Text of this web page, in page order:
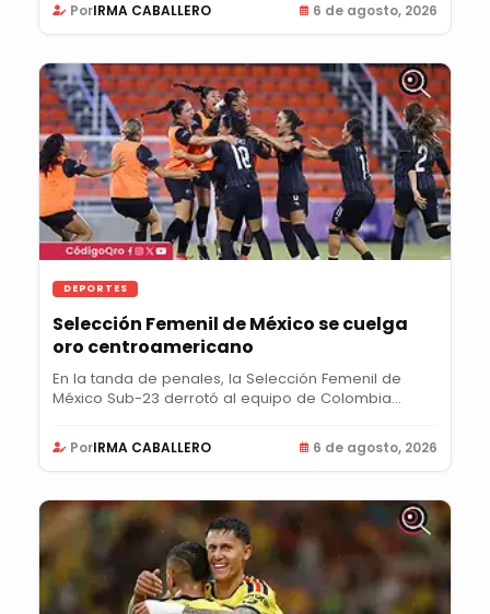
PorIRMA CABALLERO 6 de agosto, 2026
DEPORTES
Selección Femenil de México se cuelga
oro centroamericano
En la tanda de penales, la Selección Femenil de
México Sub-23 derrotó al equipo de Colombia
PorIRMA CABALLERO 6 de agosto, 2026